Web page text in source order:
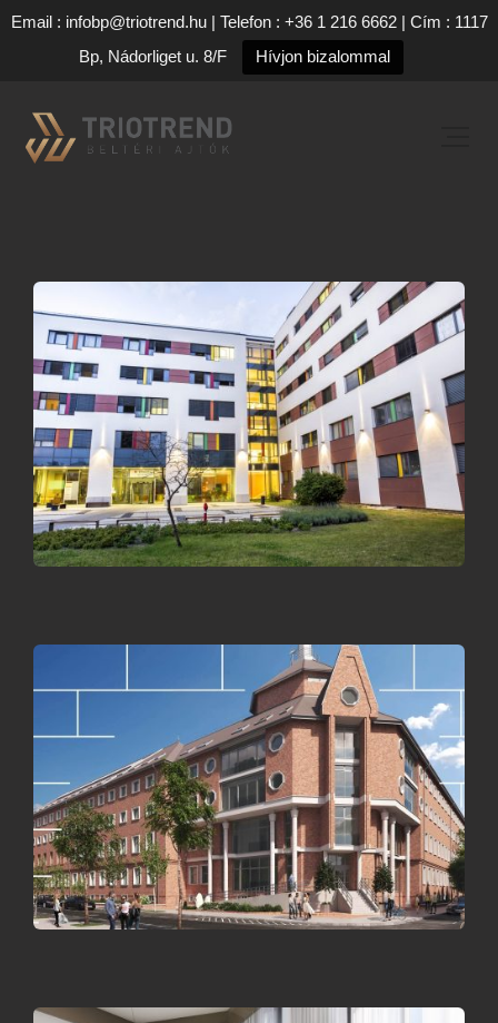
Email : infobp@triotrend.hu | Telefon : +36 1 216 6662 | Cím : 1117
Bp, Nádorliget u. 8/F
Hívjon bizalommal